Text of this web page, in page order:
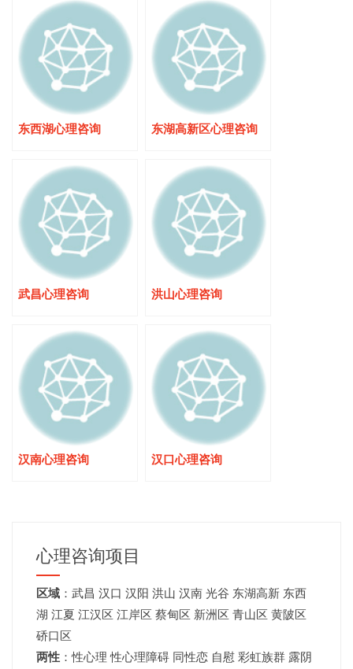
东西湖心理咨询 东湖高新区心理咨询
武昌心理咨询 洪山心理咨询
汉南心理咨询 汉口心理咨询
心理咨询项目
区域 ： 武昌 汉口 汉阳 洪山 汉南 光谷 东湖高新 东西
湖 江夏 江汉区 江岸区 蔡甸区 新洲区 青山区 黄陂区
硚口区
两性 ：性心理 性心理障碍 同性恋 自慰 彩虹族群 露阴